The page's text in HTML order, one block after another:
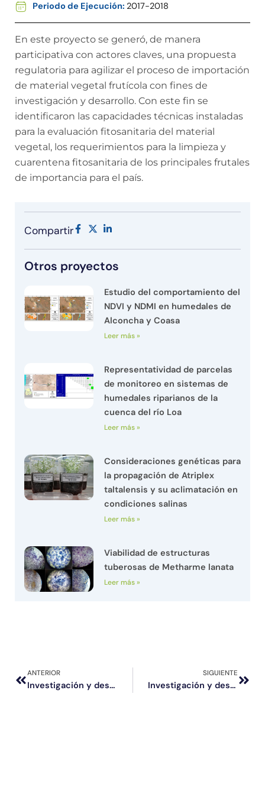
Periodo de Ejecución: 2017-2018
En este proyecto se generó, de manera
participativa con actores claves, una propuesta
regulatoria para agilizar el proceso de importación
de material vegetal frutícola con fines de
investigación y desarrollo. Con este fin se
identificaron las capacidades técnicas instaladas
para la evaluación fitosanitaria del material
vegetal, los requerimientos para la limpieza y
cuarentena fitosanitaria de los principales frutales
de importancia para el país.
Compartir
Otros proyectos
Estudio del comportamiento del
NDVI y NDMI en humedales de
Alconcha y Coasa
Leer más »
Representatividad de parcelas
de monitoreo en sistemas de
humedales riparianos de la
cuenca del río Loa
Leer más »
Consideraciones genéticas para
la propagación de Atriplex
taltalensis y su aclimatación en
condiciones salinas
Leer más »
Viabilidad de estructuras
tuberosas de Metharme lanata
Leer más »
ANTERIOR
Investigación y desarrollo; producción de biomasa en zonas áridas – Centro Agrícola del Desierto de Altura (CEADA) II
SIGUIENTE
Investigación y desarrollo; producción de biomasa en zonas áridas – Centro Agroforestal del Desierto de Altura (CEADA) III